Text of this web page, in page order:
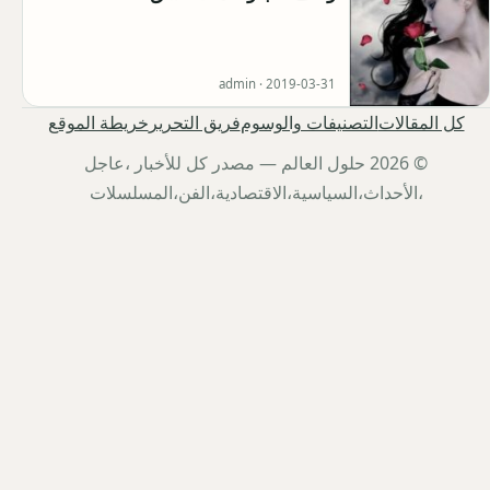
admin · 2019-03-31
كل المقالاتالتصنيفات والوسومفريق التحرير خريطة الموقع
© 2026 حلول العالم — مصدر كل للأخبار ،عاجل
،الأحداث،السياسية،الاقتصادية،الفن،المسلسلات